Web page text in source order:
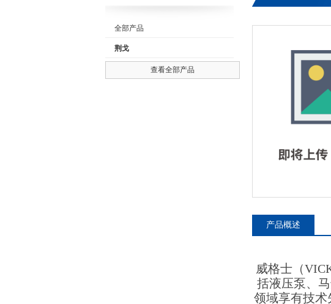
全部产品
荆戈
查看全部产品
产品概述
威格士（
括液压泵、
领域享有技术